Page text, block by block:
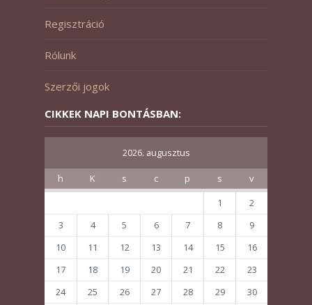
Regisztráció
Rólunk
Szerzői jogok
CIKKEK NAPI BONTÁSBAN:
2026. augusztus
h K s c p s
v
1
2
3
4 5 6 7 8
9
10
11 12 13 14 15
16
17
18 19 20 21 22
23
24
25 26 27 28 29 30